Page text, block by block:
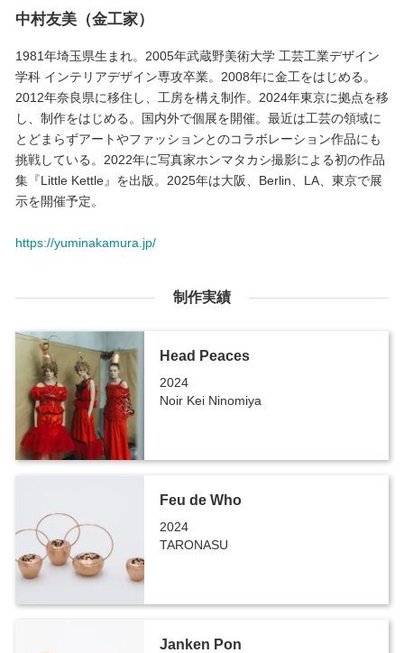
中村友美（金工家）
1981年埼玉県生まれ。2005年武蔵野美術大学 工芸工業デザイン
学科 インテリアデザイン専攻卒業。2008年に金工をはじめる。
2012年奈良県に移住し、工房を構え制作。2024年東京に拠点を移
し、制作をはじめる。国内外で個展を開催。最近は工芸の領域に
とどまらずアートやファッションとのコラボレーション作品にも
挑戦している。2022年に写真家ホンマタカシ撮影による初の作品
集『Little Kettle』を出版。2025年は大阪、Berlin、LA、東京で展
示を開催予定。
https://yuminakamura.jp/
制作実績
Head Peaces
2024
Noir Kei Ninomiya
Feu de Who
2024
TARONASU
Janken Pon